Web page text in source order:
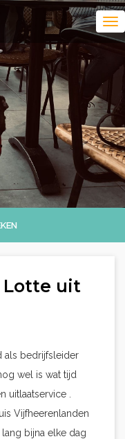
Lotte uit
als bedrijfsleider
wel is wat tijd
uitlaatservice .
Vijfheerenlanden
bijna elke dag